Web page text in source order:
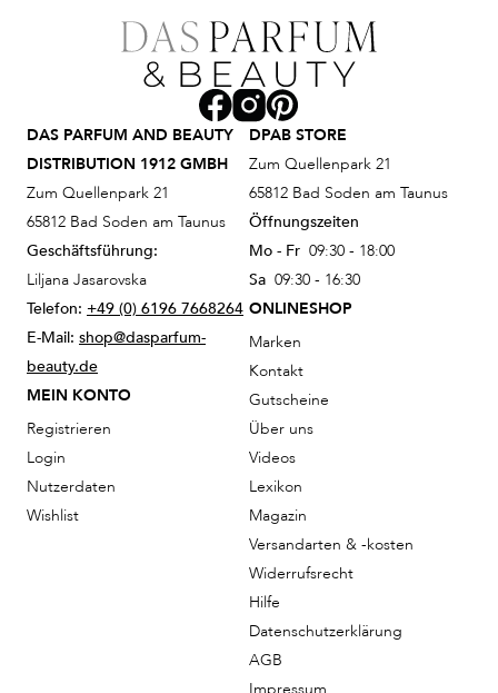
DAS PARFUM AND BEAUTY
DISTRIBUTION 1912 GMBH
Zum Quellenpark 21
65812 Bad Soden am Taunus
Geschäftsführung:
Liljana Jasarovska
Telefon: +49 (0) 6196 7668264
E-Mail: shop@dasparfum-
beauty.de
MEIN KONTO
Registrieren
Login
Nutzerdaten
Wishlist
DPAB STORE
Zum Quellenpark 21
65812 Bad Soden am Taunus
Öffnungszeiten
Mo - Fr 09:30 - 18:00
Sa 09:30 - 16:30
ONLINESHOP
Marken
Kontakt
Gutscheine
Über uns
Videos
Lexikon
Magazin
Versandarten & -kosten
Widerrufsrecht
Hilfe
Datenschutzerklärung
AGB